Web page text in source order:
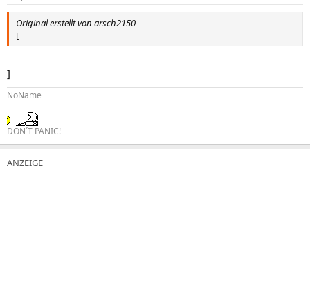
Original erstellt von arsch2150
[
]
NoName
DON´T PANIC!